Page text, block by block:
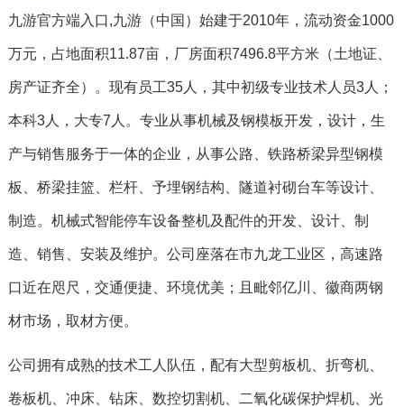
九游官方端入口,九游（中国）始建于2010年，流动资金1000
万元，占地面积11.87亩，厂房面积7496.8平方米（土地证、
房产证齐全）。现有员工35人，其中初级专业技术人员3人；
本科3人，大专7人。专业从事机械及钢模板开发，设计，生
产与销售服务于一体的企业，从事公路、铁路桥梁异型钢模
板、桥梁挂篮、栏杆、予埋钢结构、隧道衬砌台车等设计、
制造。机械式智能停车设备整机及配件的开发、设计、制
造、销售、安装及维护。公司座落在市九龙工业区，高速路
口近在咫尺，交通便捷、环境优美；且毗邻亿川、徽商两钢
材市场，取材方便。
公司拥有成熟的技术工人队伍，配有大型剪板机、折弯机、
卷板机、冲床、钻床、数控切割机、二氧化碳保护焊机、光